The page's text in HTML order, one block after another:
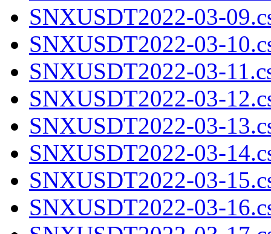
SNXUSDT2022-03-
SNXUSDT2022-03-
SNXUSDT2022-03-
SNXUSDT2022-03-
SNXUSDT2022-03-
SNXUSDT2022-03-
SNXUSDT2022-03-
SNXUSDT2022-03-